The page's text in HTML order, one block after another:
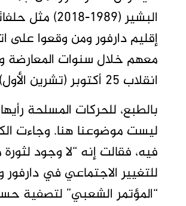
البشير
إقليم دارفور ومن وقعوا
معهم خلال سنوات المعارضة
انقلاب 25 أكتوبر (تشرين الأول) 2021 ضد الحكومة الانتقالية.
بالطبع، للحركات المسلحة
ليست موضوعنا هنا. وجاءت
فيه، فقالت إنه “لا وجود
للتغيير الاجتماعي في
“المؤتمر الشعبي” لتصفية